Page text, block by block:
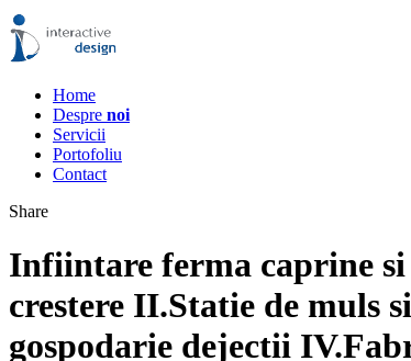
Home
Despre noi
Servicii
Portofoliu
Contact
Share
Infiintare ferma caprine
crestere II.Statie de muls
gospodarie dejectii